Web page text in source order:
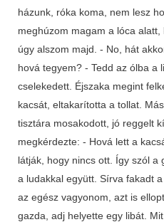
házunk, róka koma, nem lesz
meghúzom magam a lóca alatt,
úgy alszom majd. - No, hát
hová tegyem? - Tedd az ólba a
cselekedett. Éjszaka megint
kacsát, eltakarította a tollat.
tisztára mosakodott, jó reggelt
megkérdezte: - Hová lett a
látják, hogy nincs ott. Így szól a
a ludakkal együtt. Sírva fakadt
az egész vagyonom, azt is
gazda, adj helyette egy libát.